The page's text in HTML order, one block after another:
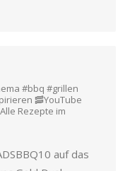
#bbq #grillen
🥓YouTube
Rezepte im